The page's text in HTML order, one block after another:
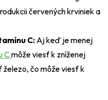
červených krviniek a
C: Aj keď je menej
Cmôže viesť k zníženej
čo môže viesť k